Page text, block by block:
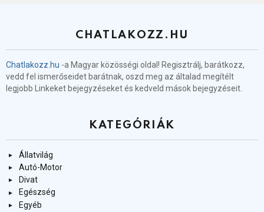
CHATLAKOZZ.HU
Chatlakozz.hu -a Magyar közösségi oldal! Regisztrálj, barátkozz,
vedd fel ismerőseidet barátnak, oszd meg az általad megítélt
legjobb Linkeket bejegyzéseket és kedveld mások bejegyzéseit.
KATEGÓRIÁK
Állatvilág
Autó-Motor
Divat
Egészség
Egyéb